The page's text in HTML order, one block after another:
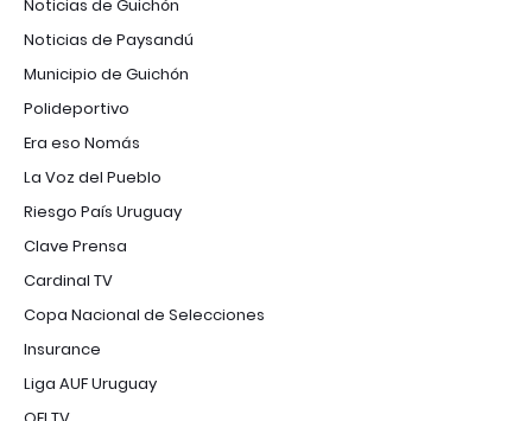
Noticias de Guichón
Noticias de Paysandú
Municipio de Guichón
Polideportivo
Era eso Nomás
La Voz del Pueblo
Riesgo País Uruguay
Clave Prensa
Cardinal TV
Copa Nacional de Selecciones
Insurance
Liga AUF Uruguay